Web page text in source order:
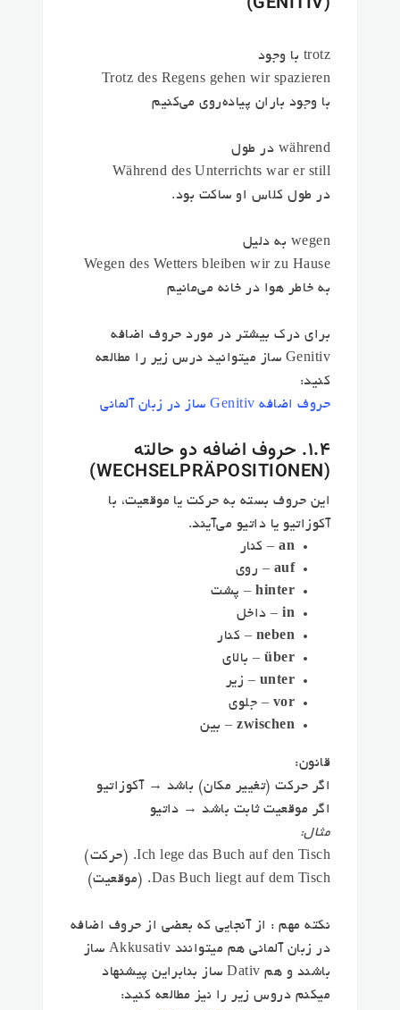
trotz با وجود
Trotz des Regens gehen wir spazieren
با وجود باران پیاده‌روی می‌کنیم
während در طول
Während des Unterrichts war er still
در طول کلاس او ساکت بود.
wegen به دلیل
Wegen des Wetters bleiben wir zu Hause
به خاطر هوا در خانه می‌مانیم
برای درک بیشتر در مورد حروف اضافه
Genitiv ساز میتوانید درس زیر را مطالعه
کنید:
حروف اضافه Genitiv ساز در زبان آلمانی
۱.۴. حروف اضافه دو حالته
(WECHSELPRÄPOSITIONEN)
این حروف بسته به حرکت یا موقعیت، با
آکوزاتیو یا داتیو می‌آیند.
an– کنار
auf – روی
hinter– پشت
in– داخل
neben – کنار
über– بالای
unter – زیر
vor – جلوی
zwischen– بین
قانون:
اگر حرکت (تغییر مکان) باشد → آکوزاتیو
اگر موقعیت ثابت باشد → داتیو
مثال:
Ich lege das Buch auf den Tisch
. (حرکت)
Das Buch liegt auf dem Tisch . (موقعیت)
نکته مهم : از آنجایی که بعضی از حروف اضافه
در زبان آلمانی هم میتوانند Akkusativ ساز
باشند و هم Dativ ساز بنابراین پیشنهاد
میکنم دروس زیر را نیز مطالعه کنید: